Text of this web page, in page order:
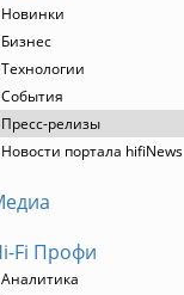
Новинки
Бизнес
Технологии
События
Пресс-релизы
Новости портала hifiNews
Fi Профи
Аналитика